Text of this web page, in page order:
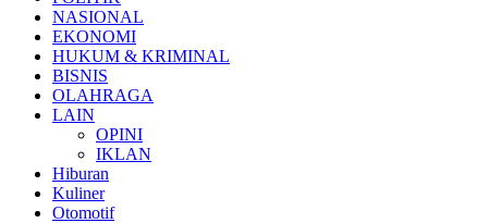
NASIONAL
EKONOMI
HUKUM & KRIMINAL
BISNIS
OLAHRAGA
LAIN
OPINI
IKLAN
Hiburan
Kuliner
Otomotif